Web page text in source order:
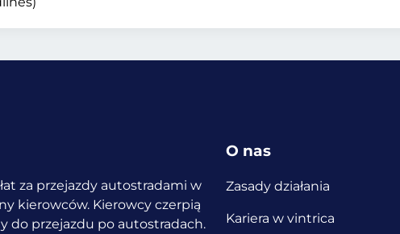
za przejazdy autostradami w
kierowców. Kierowcy czerpią
do przejazdu po autostradach.
O nas
Zasady działania
Kariera w vintrica